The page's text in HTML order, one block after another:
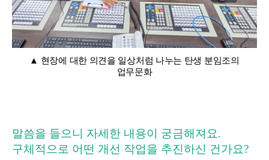
▲ 현장에 대한 의견을 일상처럼 나누는 탄생 분임조의
업무문화
말씀을 들으니 자세한 내용이 궁금해져요.
구체적으로 어떤 개선 작업을 추진하신 건가요?